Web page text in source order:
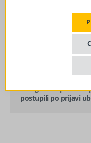
Zenički rudari zbog
Podignuta optužnica
postupili po prijavi